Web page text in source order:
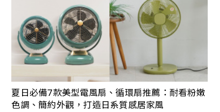
夏日必備7款美型電風扇、循環扇推薦：耐看粉嫩
色調、簡約外觀，打造日系質感居家風